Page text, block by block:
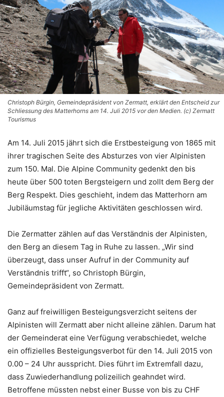
Christoph Bürgin, Gemeindepräsident von Zermatt, erklärt den Entscheid zur
Schliessung des Matterhorns am 14. Juli 2015 vor den Medien. (c) Zermatt
Tourismus
Am 14. Juli 2015 jährt sich die Erstbesteigung von 1865 mit
ihrer tragischen Seite des Absturzes von vier Alpinisten
zum 150. Mal. Die Alpine Community gedenkt den bis
heute über 500 toten Bergsteigern und zollt dem Berg der
Berg Respekt. Dies geschieht, indem das Matterhorn am
Jubiläumstag für jegliche Aktivitäten geschlossen wird.
Die Zermatter zählen auf das Verständnis der Alpinisten,
den Berg an diesem Tag in Ruhe zu lassen. „Wir sind
überzeugt, dass unser Aufruf in der Community auf
Verständnis trifft“, so Christoph Bürgin,
Gemeindepräsident von Zermatt.
Ganz auf freiwilligen Besteigungsverzicht seitens der
Alpinisten will Zermatt aber nicht alleine zählen. Darum hat
der Gemeinderat eine Verfügung verabschiedet, welche
ein offizielles Besteigungsverbot für den 14. Juli 2015 von
0.00 – 24 Uhr ausspricht. Dies führt im Extremfall dazu,
dass Zuwiederhandlung polizeilich geahndet wird.
Betroffene müssten nebst einer Busse von bis zu CHF